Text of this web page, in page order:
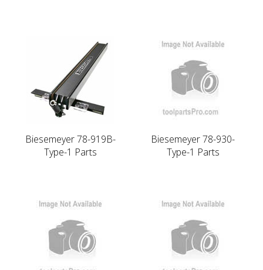
Biesemeyer 78-919B-
Type-1 Parts
Biesemeyer 78-930-
Type-1 Parts